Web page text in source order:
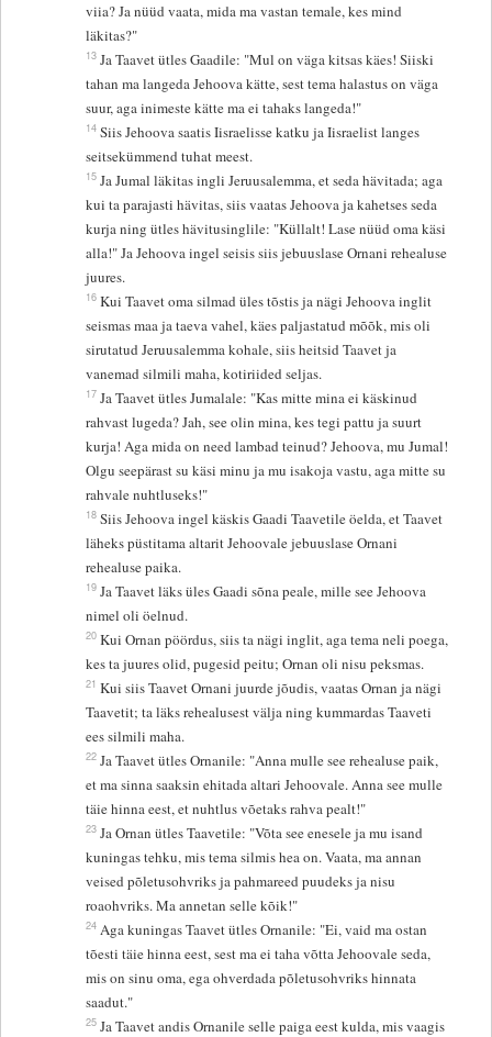
viia? Ja nüüd vaata, mida ma vastan temale, kes mind
läkitas?"
13 Ja Taavet ütles Gaadile: "Mul on väga kitsas käes! Siiski
tahan ma langeda Jehoova kätte, sest tema halastus on väga
suur, aga inimeste kätte ma ei tahaks langeda!"
14 Siis Jehoova saatis Iisraelisse katku ja Iisraelist langes
seitsekümmend tuhat meest.
15 Ja Jumal läkitas ingli Jeruusalemma, et seda hävitada; aga
kui ta parajasti hävitas, siis vaatas Jehoova ja kahetses seda
kurja ning ütles hävitusinglile: "Küllalt! Lase nüüd oma käsi
alla!" Ja Jehoova ingel seisis siis jebuuslase Ornani rehealuse
juures.
16 Kui Taavet oma silmad üles tõstis ja nägi Jehoova inglit
seismas maa ja taeva vahel, käes paljastatud mõõk, mis oli
sirutatud Jeruusalemma kohale, siis heitsid Taavet ja
vanemad silmili maha, kotiriided seljas.
17 Ja Taavet ütles Jumalale: "Kas mitte mina ei käskinud
rahvast lugeda? Jah, see olin mina, kes tegi pattu ja suurt
kurja! Aga mida on need lambad teinud? Jehoova, mu Jumal!
Olgu seepärast su käsi minu ja mu isakoja vastu, aga mitte su
rahvale nuhtluseks!"
18 Siis Jehoova ingel käskis Gaadi Taavetile öelda, et Taavet
läheks püstitama altarit Jehoovale jebuuslase Ornani
rehealuse paika.
19 Ja Taavet läks üles Gaadi sõna peale, mille see Jehoova
nimel oli öelnud.
20 Kui Ornan pöördus, siis ta nägi inglit, aga tema neli poega,
kes ta juures olid, pugesid peitu; Ornan oli nisu peksmas.
21 Kui siis Taavet Ornani juurde jõudis, vaatas Ornan ja nägi
Taavetit; ta läks rehealusest välja ning kummardas Taaveti
ees silmili maha.
22 Ja Taavet ütles Ornanile: "Anna mulle see rehealuse paik,
et ma sinna saaksin ehitada altari Jehoovale. Anna see mulle
täie hinna eest, et nuhtlus võetaks rahva pealt!"
23 Ja Ornan ütles Taavetile: "Võta see enesele ja mu isand
kuningas tehku, mis tema silmis hea on. Vaata, ma annan
veised põletusohvriks ja pahmareed puudeks ja nisu
roaohvriks. Ma annetan selle kõik!"
24 Aga kuningas Taavet ütles Ornanile: "Ei, vaid ma ostan
tõesti täie hinna eest, sest ma ei taha võtta Jehoovale seda,
mis on sinu oma, ega ohverdada põletusohvriks hinnata
saadut."
25 Ja Taavet andis Ornanile selle paiga eest kulda, mis vaagis